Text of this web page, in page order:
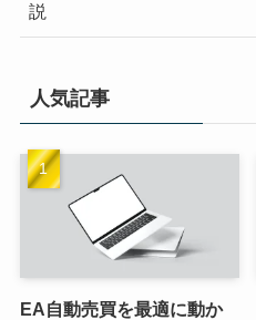
説
人気記事
EA自動売買を最適に動か